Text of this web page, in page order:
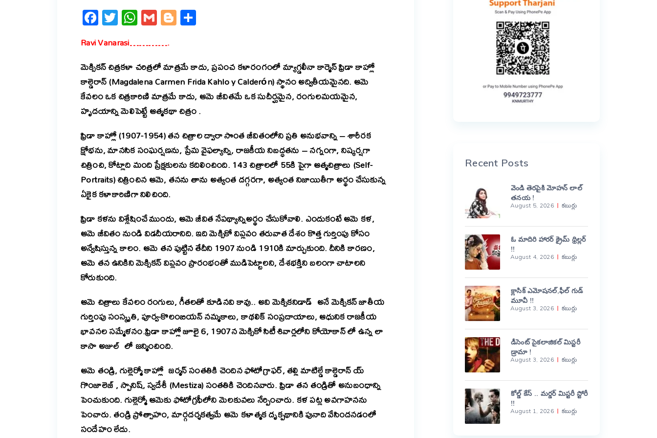
Facebook
Twitter
WhatsApp
GmailBlogger
Ravi Vanarasi………….
మెక్సికన్ చిత్రకళా చరిత్రలో మాత్రమే కాదు, ప్రపంచ కళారంగంలో మ్యాగ్డలీనా కార్మెన్ ఫ్రిడా కాహ్లో
కాల్డెరాన్ (Magdalena Carmen Frida Kahlo y Calderón) స్థానం అద్వితీయమైనది. ఆమె
కేవలం ఒక చిత్రకారిణి మాత్రమే కాదు, ఆమె జీవితమే ఒక సుదీర్ఘమైన, రంగులమయమైన,
హృదయాన్ని మెలిపెట్టే ఆత్మకథా చిత్రం .
ఫ్రిడా కాహ్లో (1907-1954) తన చిత్రాల ద్వారా సొంత జీవితంలోని ప్రతి అనుభవాన్ని – శారీరక
క్షోభను, మానసిక సంఘర్షణను, ప్రేమ వైఫల్యాన్ని, రాజకీయ నిబద్ధతను – నగ్నంగా, నిష్కర్షగా
చిత్రించి, కోట్లాది మంది ప్రేక్షకులను కదిలించింది. 143 చిత్రాలలో 55కి పైగా ఆత్మచిత్రాలు (Self-
Portraits) చిత్రించిన ఆమె, తనను తాను అత్యంత దగ్గరగా, అత్యంత నిజాయితీగా అర్థం చేసుకున్న
ఏకైక కళాకారిణిగా నిలిచింది.
ఫ్రిడా కళను విశ్లేషించే ముందు, ఆమె జీవిత నేపథ్యాన్నిఅర్థం చేసుకోవాలి. ఎందుకంటే ఆమె కళ,
ఆమె జీవితం నుండి విడదీయరానిది. ఇది మెక్సికో విప్లవం తరువాత దేశం కొత్త గుర్తింపు కోసం
అన్వేషిస్తున్న కాలం. ఆమె తన పుట్టిన తేదీని 1907 నుండి 1910కి మార్చుకుంది. దీనికి కారణం,
ఆమె తన ఉనికిని మెక్సికన్ విప్లవం ప్రారంభంతో ముడిపెట్టాలని, దేశభక్తిని బలంగా చాటాలని
కోరుకుంది.
ఆమె చిత్రాలు కేవలం రంగులు, గీతలతో కూడినవి కావు.. అవి మెక్సికనిడాడ్ అనే మెక్సికన్ జాతీయ
గుర్తింపు సంస్కృతి, పూర్వ-కొలంబియన్ నమ్మకాలు, కాథలిక్ సంప్రదాయాలు, ఆధునిక రాజకీయ
భావనల సమ్మేళనం.ఫ్రిడా కాహ్లో జూలై 6, 1907న మెక్సికో సిటీ శివార్లలోని కోయోకాన్ లో ఉన్న లా
కాసా అజుల్ లో జన్మించింది.
ఆమె తండ్రి, గుల్లెర్మో కాహ్లో జర్మన్ సంతతికి చెందిన ఫోటోగ్రాఫర్, తల్లి మాటిల్డే కాల్డెరాన్ య్
గొంజాలెజ్ , స్పానిష్, స్వదేశీ (Mestiza) సంతతికి చెందినవారు. ఫ్రిడా తన తండ్రితో అనుబంధాన్ని
పెంచుకుంది. గుల్లెర్మో ఆమెకు ఫోటోగ్రఫీలోని మెలకువలు నేర్పించారు. కళ పట్ల అవగాహనను
పెంచారు. తండ్రి ప్రోత్సాహం, మార్గదర్శకత్వమే ఆమె కళాత్మక దృక్పథానికి పునాది వేసిందనడంలో
సందేహం లేదు.
Recent Posts
వెండి తెరపైకి మోహన్ లాల్
తనయ !
August 5, 2026 కబుర్లు
ఓ మాదిరి హారర్ క్రైమ్ థ్రిల్లర్
!!
August 4, 2026 కబుర్లు
క్లాసిక్ ఎమోషనల్,ఫీల్ గుడ్
మూవీ !!
August 3, 2026 కబుర్లు
డీసెంట్ సైకలాజికల్ మిస్టరీ
డ్రామా !
August 3, 2026 కబుర్లు
కోల్డ్ కేస్ .. మర్డర్ మిస్టరీ స్టోరీ
!!
August 1, 2026 కబుర్లు